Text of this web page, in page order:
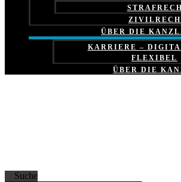
ÜBER DIE
KARRIERE –
FLEXIBEL
ÜBER DIE
Suche